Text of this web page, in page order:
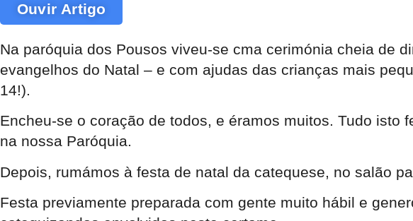
Ouvir Artigo
Na paróquia dos Pousos viveu-se cma cerimónia cheia de
evangelhos do Natal – e com ajudas das crianças mais
14!).
Encheu-se o coração de todos, e éramos muitos. Tudo
na nossa Paróquia.
Depois, rumámos à festa de natal da catequese, no salão
Festa previamente preparada com gente muito hábil e